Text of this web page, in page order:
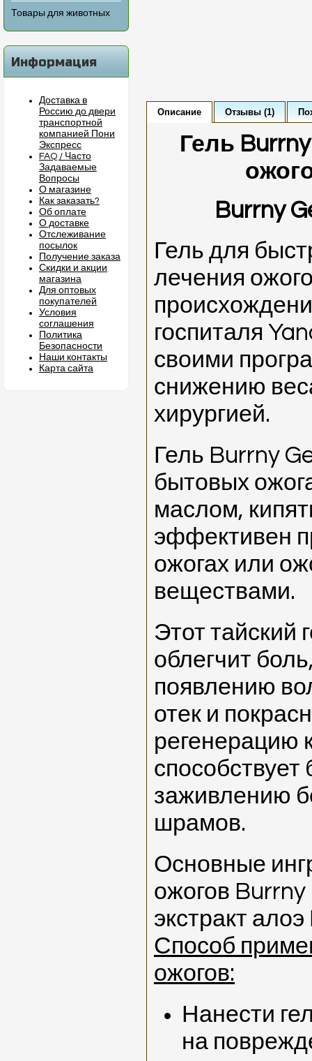
Товары для животных
Информация
Доставка в
Россию до двери
транспортной
компанией Пони
Экспресс
FAQ / Часто
Задаваемые
Вопросы
О магазине
Как заказать?
Об оплате
О доставке
Отслеживание
посылок
Получение заказа
Скидки и акции
магазина
Для оптовых
покупателей
Условия
соглашения
Политика
Безопасности
Наши контакты
Карта сайта
Описание Отзывы (1)
Гель
Burrny
Гель для
лечения
госпиталя
своими
снижению
хирургией.
Гель Burrny
бытовых
маслом,
эффективен
ожогах или
веществами.
Этот тайский
облегчит
появлению
отек и
регенерацию
заживлению
шрамов.
Основные
ожогов Burrny
экстракт
Способ
ожогов:
Нанести
на